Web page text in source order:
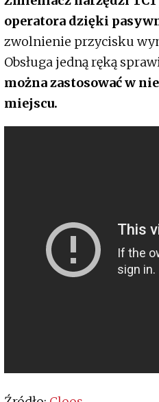
operatora dzięki
zwolnienie przycisku
Obsługa jedną ręką
można zastosować w
miejscu.